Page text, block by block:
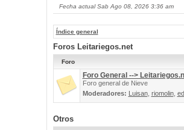
Fecha actual Sab Ago 08, 2026 3:36 am
Índice general
Foros Leitariegos.net
Foro
Foro General -->
Foro general de Nieve
Moderadores: Luisan, riomolin,
Otros